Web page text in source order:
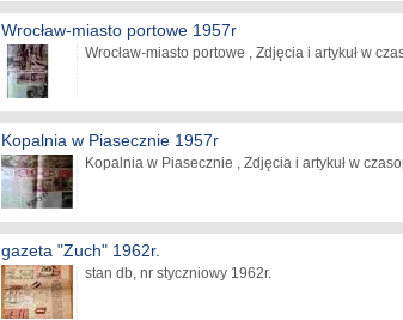
Wrocław-miasto portowe 1957r
Wrocław-miasto portowe , Zdjęcia i artykuł w
Kopalnia w Piasecznie 1957r
Kopalnia w Piasecznie , Zdjęcia i artykuł w
gazeta "Zuch" 1962r.
stan db, nr styczniowy 1962r.